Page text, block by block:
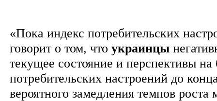
«Пока индекс потребительских
говорит о том, что украинцы
текущее состояние и перспективы
потребительских настроений до
вероятного замедления темпов